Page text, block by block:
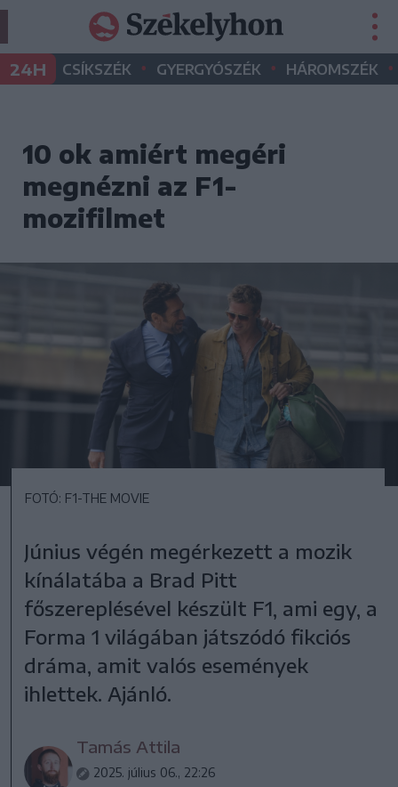
24H CSÍKSZÉK • GYERGYÓSZÉK • HÁROMSZÉK •
10 ok amiért megéri
megnézni az F1-
mozifilmet
FOTÓ: F1-THE MOVIE
Június végén megérkezett a mozik
kínálatába a Brad Pitt
főszereplésével készült F1, ami egy, a
Forma 1 világában játszódó fikciós
dráma, amit valós események
ihlettek. Ajánló.
Tamás Attila
2025. július 06., 22:26